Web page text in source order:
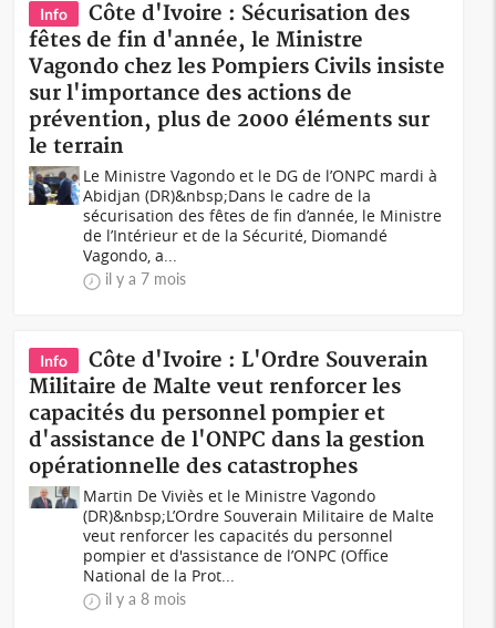
Info
Côte d'Ivoire : Sécurisation des
fêtes de fin d'année, le Ministre
Vagondo chez les Pompiers Civils insiste
sur l'importance des actions de
prévention, plus de 2000 éléments sur
le terrain
Le Ministre Vagondo et le DG de l’ONPC mardi à
Abidjan (DR)&nbsp;Dans le cadre de la
sécurisation des fêtes de fin d’année, le Ministre
de l’Intérieur et de la Sécurité, Diomandé
Vagondo, a...
il y a 7 mois
Info
Côte d'Ivoire : L'Ordre Souverain
Militaire de Malte veut renforcer les
capacités du personnel pompier et
d'assistance de l'ONPC dans la gestion
opérationnelle des catastrophes
Martin De Viviès et le Ministre Vagondo
(DR)&nbsp;L’Ordre Souverain Militaire de Malte
veut renforcer les capacités du personnel
pompier et d'assistance de l’ONPC (Office
National de la Prot...
il y a 8 mois